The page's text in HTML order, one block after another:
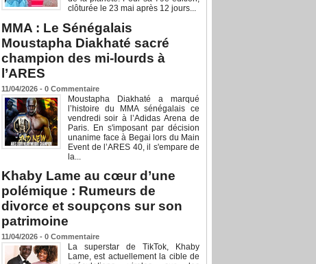
clôturée le 23 mai après 12 jours...
MMA : Le Sénégalais
Moustapha Diakhaté sacré
champion des mi-lourds à
l’ARES
11/04/2026 - 0 Commentaire
Moustapha Diakhaté a marqué
l’histoire du MMA sénégalais ce
vendredi soir à l’Adidas Arena de
Paris. En s'imposant par décision
unanime face à Begai lors du Main
Event de l’ARES 40, il s'empare de
la...
Khaby Lame au cœur d’une
polémique : Rumeurs de
divorce et soupçons sur son
patrimoine
11/04/2026 - 0 Commentaire
La superstar de TikTok, Khaby
Lame, est actuellement la cible de